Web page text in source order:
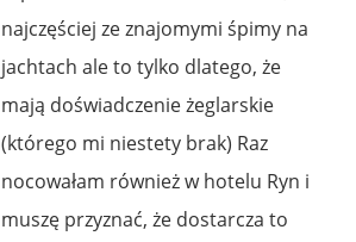
najczęściej ze znajomymi śpimy na
jachtach ale to tylko dlatego, że
mają doświadczenie żeglarskie
(którego mi niestety brak) Raz
nocowałam również w hotelu Ryn i
muszę przyznać, że dostarcza to